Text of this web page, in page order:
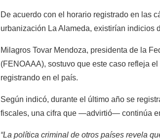
De acuerdo con el horario registrado en las
urbanización La Alameda, existirían indicios
Milagros Tovar Mendoza, presidenta de la
(FENOAAA), sostuvo que este caso refleja
registrando en el país.
Según indicó, durante el último año se
fiscales, una cifra que —advirtió— continúa
“La política criminal de otros países revela